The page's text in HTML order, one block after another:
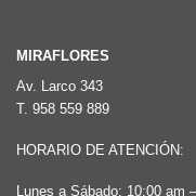
MIRAFLORES
Av. Larco 343
T. 958 559 889
HORARIO DE ATENCIÓN:
Lunes a Sábado: 10:00 am –